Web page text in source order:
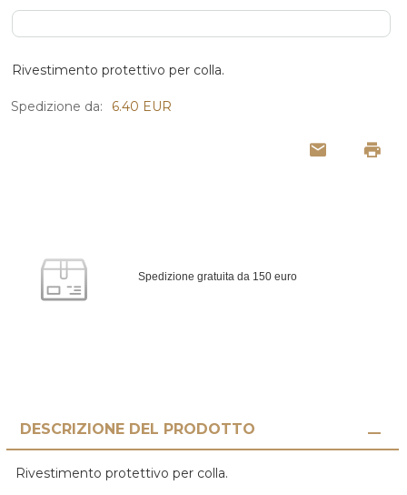
Rivestimento protettivo per colla.
Spedizione da: 6.40 EUR
Spedizione gratuita da 150 euro
DESCRIZIONE DEL PRODOTTO
Rivestimento protettivo per colla.